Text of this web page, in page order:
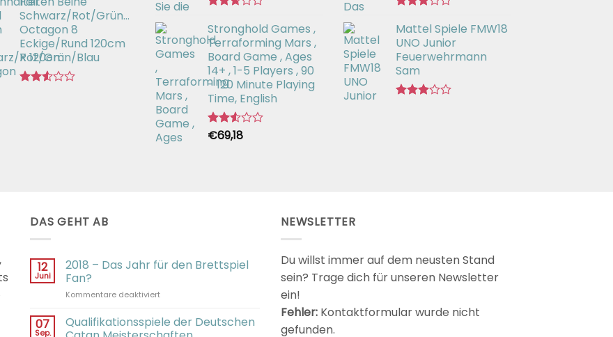
Schwarz/Rot/Grün/Blau
Octagon 8
Eckige/Rund 120cm
X 120cm
mit
2.64
von 5
Stronghold Games ,
Terraforming Mars ,
Board Game , Ages
14+ , 1-5 Players , 90
- 120 Minute Playing
Time, English
Bewertet
€69,18
mit
3.00
von 5
Mattel Spiele FMW18
UNO Junior
Feuerwehrmann
Sam
DAS GEHT AB
12
Juni
2018 – Das Jahr für den Brettspiel
Fan?
Kommentare deaktiviertfür
–
Das
07
Sep.
Qualifikationsspiele der Deutschen
NEWSLETTER
Du willst immer auf dem neusten Stand
sein? Trage dich für unseren Newsletter
ein!
Fehler: Kontaktformular wurde nicht
gefunden.